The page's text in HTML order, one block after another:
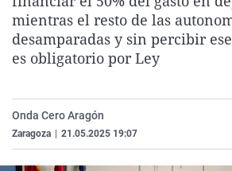
mientras el resto de las
desamparadas y sin percibir
es obligatorio por Ley
Onda Cero Aragón
Zaragoza 21.05.2025 19:07